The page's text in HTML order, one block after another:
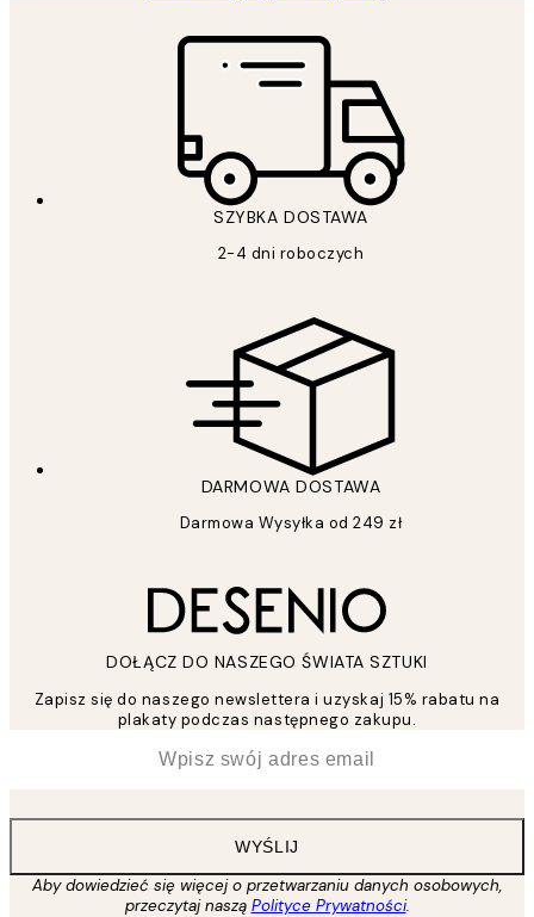
SZYBKA DOSTAWA
2-4 dni roboczych
DARMOWA DOSTAWA
Darmowa Wysyłka od 249 zł
DOŁĄCZ DO NASZEGO ŚWIATA SZTUKI
Zapisz się do naszego newslettera i uzyskaj 15% rabatu na
plakaty podczas następnego zakupu.
WYŚLIJ
Aby dowiedzieć się więcej o przetwarzaniu danych osobowych,
przeczytaj naszą Polityce Prywatności.